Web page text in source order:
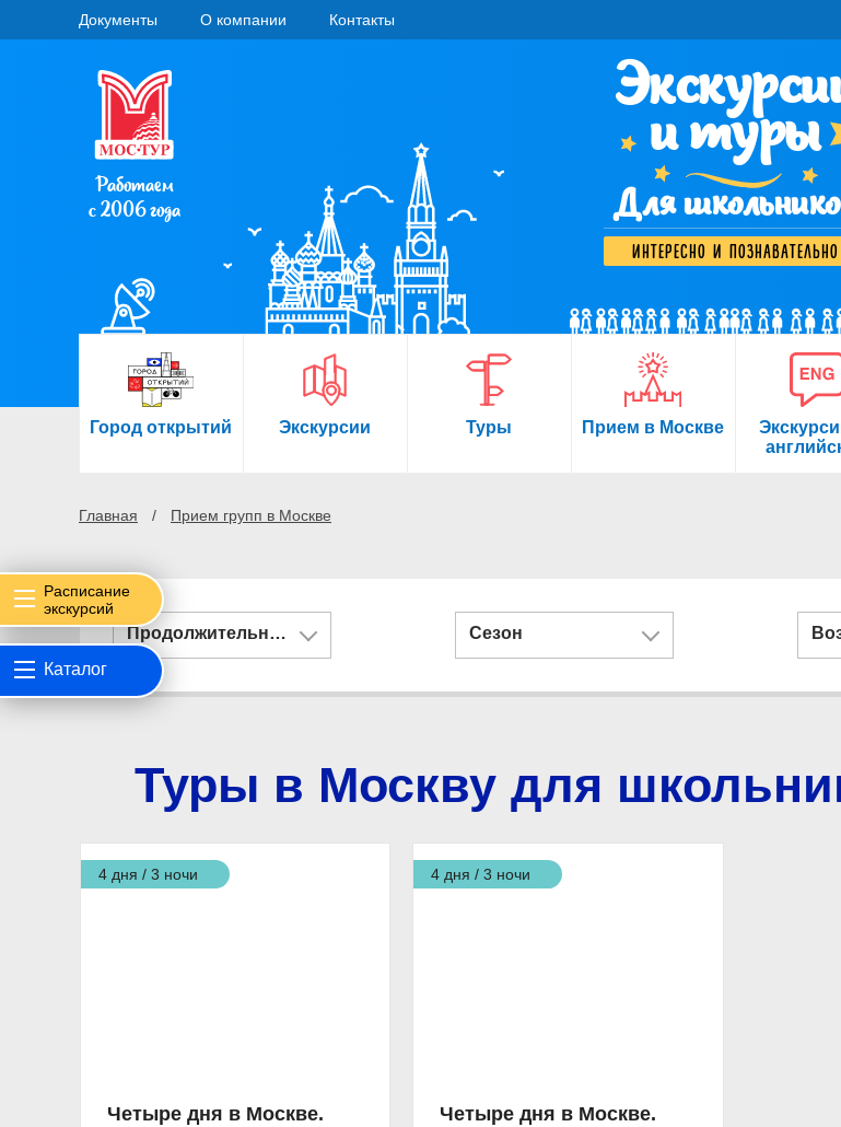
Документы О компании Контакты
Работаем
с 2006 года
и туры
Для
интересно и познавательно
Город открытий Экскурсии Туры Прием в Москве
Главная Прием групп в Москве
Расписание
экскурсий
Каталог
Продолжительность Сезон
Туры в Москву для
4 дня / 3 ночи
Четыре дня в Москве.
4 дня / 3 ночи
Четыре дня в Москве.